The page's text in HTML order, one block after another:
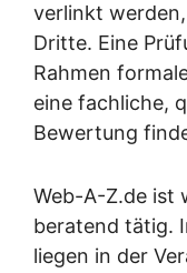
verlinkt
Dritte. Eine
Rahmen
eine fachliche,
Bewertung
Web-A-Z.de ist
beratend tätig.
liegen in der